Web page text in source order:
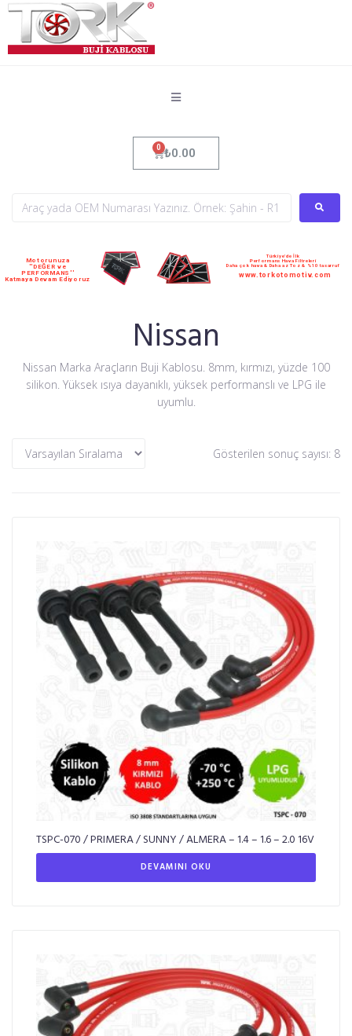
₺0.00
Motorunuza
''DEĞER ve
PERFORMANS''
Katmaya Devam Ediyoruz
Türkiye'de İlk
Performans Hava Filtreleri
Daha çok hava & Daha az Toz & %10 tasarruf
www.torkotomotiv.com
Nissan
Nissan Marka Araçların Buji Kablosu. 8mm, kırmızı, yüzde 100
silikon. Yüksek ısıya dayanıklı, yüksek performanslı ve LPG ile
uyumlu.
Gösterilen sonuç sayısı: 8
TSPC-070 / PRIMERA / SUNNY / ALMERA – 1.4 – 1.6 – 2.0 16V
DEVAMINI OKU